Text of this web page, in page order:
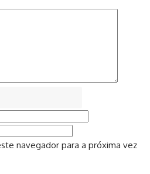
navegador para a próxima vez